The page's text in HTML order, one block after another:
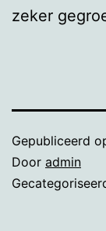
zeker
Gepubliceerd
Door admin